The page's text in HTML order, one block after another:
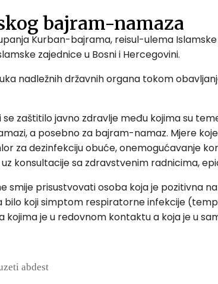
bajram-namaza
Kurban-bajrama, reisul-ulema Islamske
zajednice u Bosni i Hercegovini.
nadležnih državnih organa tokom
zaštitilo javno zdravlje među kojima su
a posebno za bajram-namaz. Mjere
za dezinfekciju obuće, onemogućavanje
konsultacije sa zdravstvenim radnicima,
prisustvovati osoba koja je pozitivna
koji simptom respiratorne infekcije
kojima je u redovnom kontaktu a koja je u
abdest